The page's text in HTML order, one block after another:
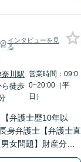
インタビューを見
る
奈川駅
ら徒歩
営業時間：09:0
0~20:00（平
日）
【弁護士歴10年以
身弁護士【弁護士直
女問題】財産分与
任せ【借金問題】